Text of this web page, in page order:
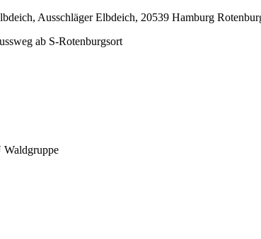
Ausschläger Elbdeich, 20539 Hamburg
ab S-Rotenburgsort